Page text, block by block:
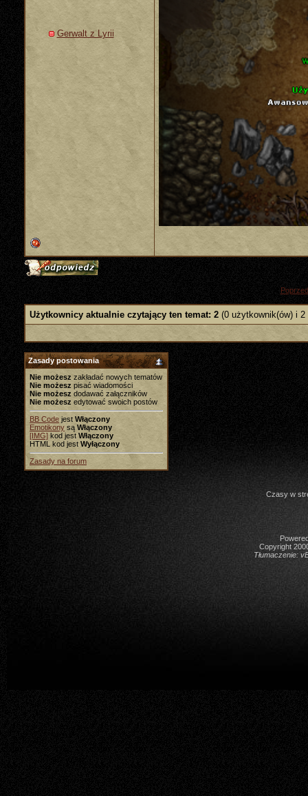
Gerwalt z Lyrii
Użytkownicy aktualnie czytający ten temat: 2 (0 użytkownik(ów) i 2
Zasady postowania
Nie możesz zakładać nowych tematów
Nie możesz pisać wiadomości
Nie możesz dodawać załączników
Nie możesz edytować swoich postów
BB Code jest Włączony
Emotikony są Włączony
[IMG] kod jest Włączony
HTML kod jest Wyłączony
Zasady na forum
Czasy w
Copyright
Tłumaczenie: